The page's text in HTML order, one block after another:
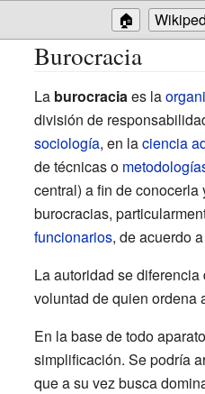
🏠
Burocracia
La burocracia es la
división de
sociología, en laciencia
de técnicas o
central) a fin de
burocracias,
funcionarios, de acuerdo
La autoridad se
voluntad de quien ordena
En la base de todo
simplificación. Se podría
que a su vez busca